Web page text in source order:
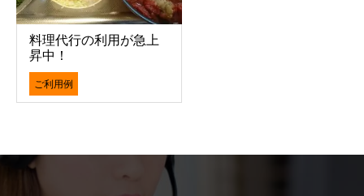
料理代行の利用が急上
昇中！
ご利用例